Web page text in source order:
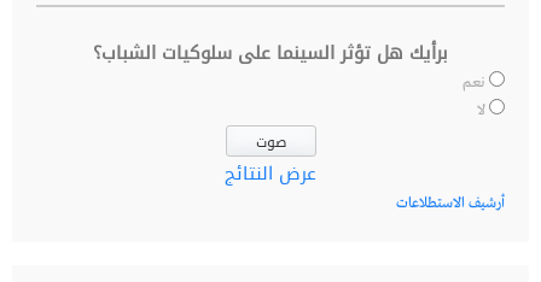
برأيك هل تؤثر السينما على سلوكيات الشباب؟
نعم
لا
عرض النتائج
أرشيف الاستطلاعات